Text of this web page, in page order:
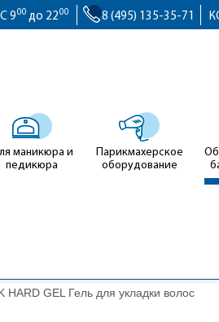
С 900 до 2200 8 (495) 135-35-71
маникюра и
педикюра
Парикмахерское
оборудование
HARD GEL Гель для укладки волос